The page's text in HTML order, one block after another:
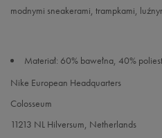
modnymi sneakerami, trampkami,
Materiał: 60% bawełna, 40%
Nike European Headquarters
Colosseum
11213 NL Hilversum, Netherlands